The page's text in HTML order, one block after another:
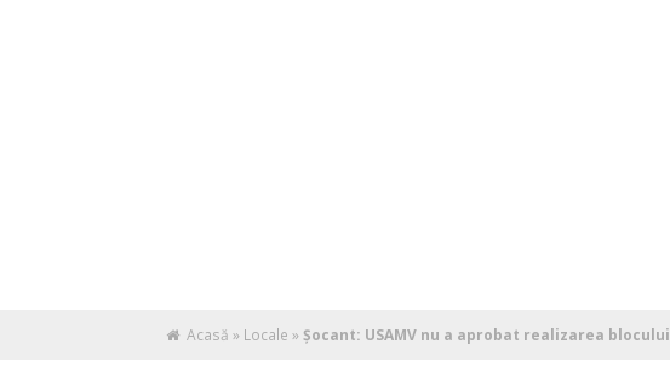
Acasă » Locale »Șocant: USAMV nu a aprobat realizarea